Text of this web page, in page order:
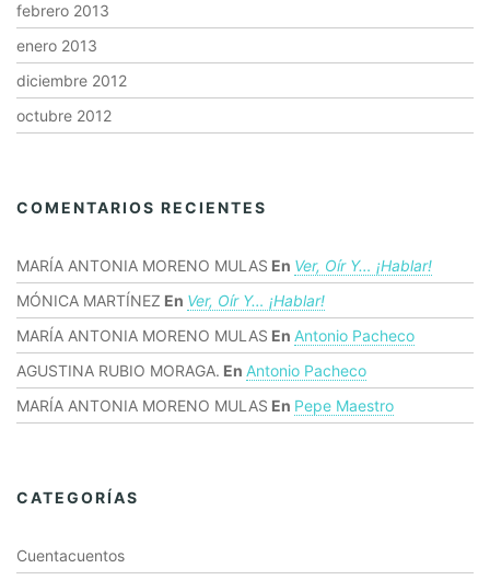
febrero 2013
enero 2013
diciembre 2012
octubre 2012
COMENTARIOS RECIENTES
MARÍA ANTONIA MORENO MULAS En Ver, Oír Y… ¡hablar!
MÓNICA MARTÍNEZ En Ver, Oír Y… ¡hablar!
MARÍA ANTONIA MORENO MULAS En Antonio Pacheco
AGUSTINA RUBIO MORAGA. En Antonio Pacheco
MARÍA ANTONIA MORENO MULAS En Pepe Maestro
CATEGORÍAS
Cuentacuentos